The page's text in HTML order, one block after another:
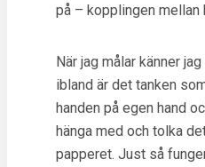
på – kopplingen mellan
När jag målar känner
ibland är det tanken
handen på egen hand
hänga med och tolka
papperet. Just så